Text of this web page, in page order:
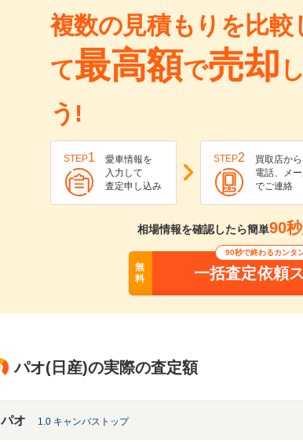
複数の見積もりを比較
て最高額で売却
う!
STEP1
愛車情報を
入力して
査定申し込み
STEP2
買取店から
電話、メ
でご連絡
相場情報を確認したら簡単90秒
無
料
90秒で終わるカンタ
一括査定依頼
パオ(日産)の実際の査定額
パオ 1.0 キャンバストップ